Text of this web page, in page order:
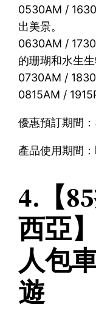
0530AM /
出美景。
0630AM /
的珊瑚和水生生
0730AM /
0815AM /
優惠預訂期間
產品使用期間
4.【
西亞
人包
遊